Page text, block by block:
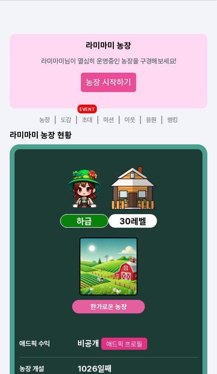
라미마미 농장
라미마미님이 열심히 운영중인 농장을 구경해보세요!
농장 시작하기
농장 도감 초대
EVENT
미션 이웃 응원 랭킹
라미마미 농장 현황
하급 30레벨
한가로운 농장
애드픽 수익 비공개 애드픽 프로필
농장 개설 1026일째